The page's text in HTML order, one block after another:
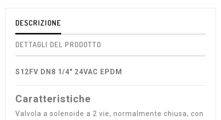
DESCRIZIONE
DETTAGLI DEL PRODOTTO
S12FV DN8 1/4" 24VAC EPDM
Caratteristiche
Valvola a solenoide a 2 vie, normalmente chiusa, con